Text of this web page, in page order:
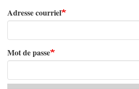
Adresse courriel
Mot de passe